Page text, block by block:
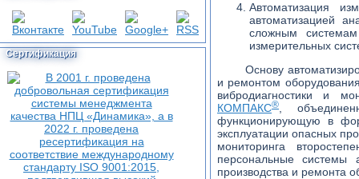
Сертификация
Автоматизация
автоматизацией
сложным системам
измерительных
Основу
и ремонтом
вибродиагностики и
КОМПАКС®
,
функционирующую в
эксплуатации опасных
мониторинга
персональные системы
производства и ремонта